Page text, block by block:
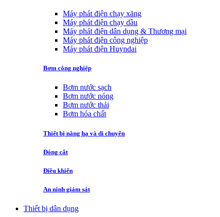
Máy phát điện chạy xăng
Máy phát điện chạy dầu
Máy phát điện dân dụng & Thương mại
Máy phát điện công nghiệp
Máy phát điện Huyndai
Bơm công nghiệp
Bơm nước sạch
Bơm nước nóng
Bơm nước thải
Bơm hóa chất
Thiết bị nâng hạ và di chuyển
Đóng cắt
Điều khiển
An ninh giám sát
Thiết bị dân dụng